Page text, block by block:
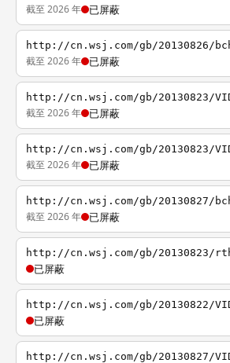
截至 2026 年 已屏蔽
http://cn.wsj.com/gb/20130826/
截至 2026 年 已屏蔽
http://cn.wsj.com/gb/20130823/
截至 2026 年 已屏蔽
http://cn.wsj.com/gb/20130823/
截至 2026 年 已屏蔽
http://cn.wsj.com/gb/20130827/
截至 2026 年 已屏蔽
http://cn.wsj.com/gb/20130823/
已屏蔽
http://cn.wsj.com/gb/20130822/
已屏蔽
http://cn.wsj.com/gb/20130827/